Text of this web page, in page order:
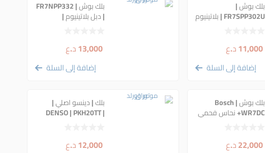
بلك بوش |
FR7SPP302U | بلاتينيوم
11,000د.ع
إضافة إلى السلة
بلك بوش | FR7NPP332
| دبل بلاتينيوم |
13,000د.ع
إضافة إلى السلة
بلك بوش | Bosch
WR7DC+ نحاس فحمي
قطع
22,000د.ع
بلك | دينسو اصلي |
DENSO | PKH20TT |
12,000د.ع